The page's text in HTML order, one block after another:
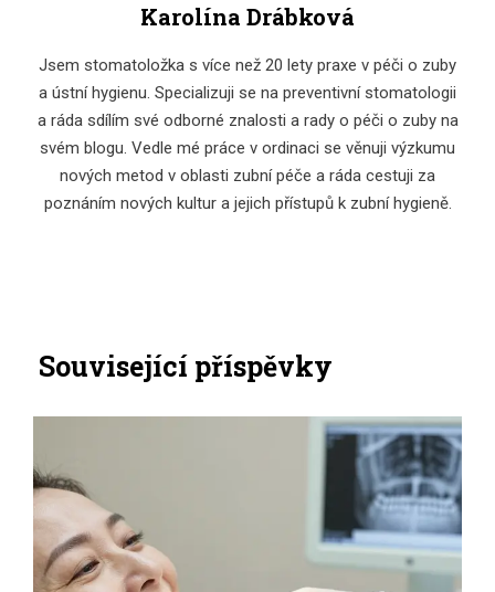
Karolína Drábková
Jsem stomatoložka s více než 20 lety praxe v péči o zuby
a ústní hygienu. Specializuji se na preventivní stomatologii
a ráda sdílím své odborné znalosti a rady o péči o zuby na
svém blogu. Vedle mé práce v ordinaci se věnuji výzkumu
nových metod v oblasti zubní péče a ráda cestuji za
poznáním nových kultur a jejich přístupů k zubní hygieně.
Související příspěvky